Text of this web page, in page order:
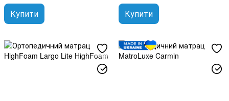
Купити Купити